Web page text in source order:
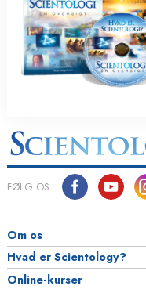
FØLG OS
Om os
Hvad er Scientology?
Online-kurser